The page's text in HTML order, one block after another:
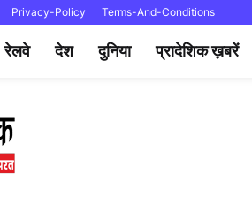
Privacy-Policy Terms-And-Conditions
रेलवे देश दुनिया प्रादेशिक ख़बरें